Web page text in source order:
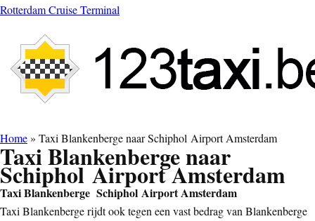
Rotterdam Cruise Terminal
Home» Taxi Blankenberge naar Schiphol Airport Amsterdam
Taxi Blankenberge naar
Schiphol Airport Amsterdam
Taxi Blankenberge Schiphol Airport Amsterdam
Taxi Blankenberge rijdt ook tegen een vast bedrag van Blankenberge